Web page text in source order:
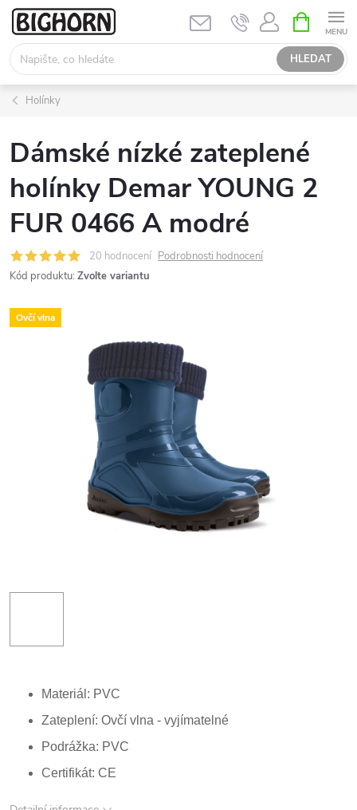
Přejít
obsah
HLEDAT
NÁKUPNÍ
KOŠÍK
Holínky
Dámské nízké zateplené
holínky Demar YOUNG 2
FUR 0466 A modré
20 hodnocení Podrobnosti hodnocení
Kód produktu: Zvolte variantu
Ovčí vlna
Materiál: PVC
Zateplení: Ovčí vlna - vyjímatelné
Podrážka: PVC
Certifikát: CE